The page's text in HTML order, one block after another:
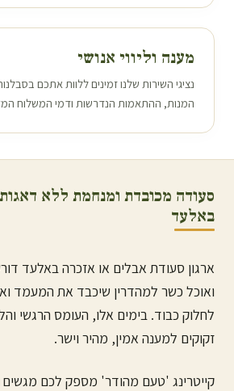
מענה וליווי אנושי
נציגי השירות שלנו זמינים ללוות אתכם
המנות, ההתאמות הנדרשות ודמי המשלוח
סעודה מכובדת ומנחמת ללא דאגות
באלעד
ארגון סעודת אבלים או אזכרה באלעד
ואוכל כשר למהדרין שיכבד את המעמד
לחלוק כבוד. בימים אלו, העומס הרגשי
זקוקים למענה אמין, מהיר וישר.
קייטרינג 'טעם מהודר' מספק לכם